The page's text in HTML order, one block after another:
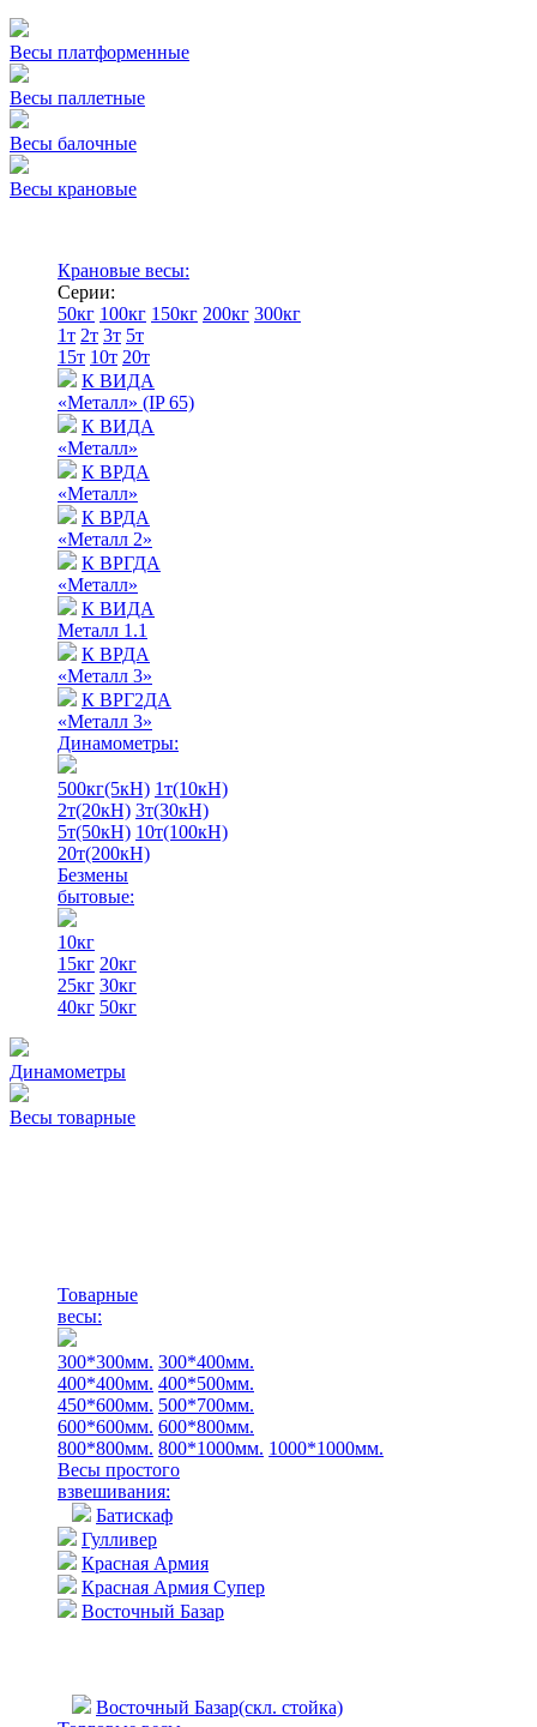
Весы платформенные
Весы паллетные
Весы балочные
Весы крановые
Крановые весы:
Серии:
50кг 100кг 150кг 200кг 300кг
1т 2т 3т 5т
15т 10т 20т
К ВИДА
«Металл» (IP 65)
К ВИДА
«Металл»
К ВРДА
«Металл»
К ВРДА
«Металл 2»
К ВРГДА
«Металл»
К ВИДА
Металл 1.1
К ВРДА
«Металл 3»
К ВРГ2ДА
«Металл 3»
Динамометры:
500кг(5кН) 1т(10кН)
2т(20кН) 3т(30кН)
5т(50кН) 10т(100кН)
20т(200кН)
Безмены
бытовые:
10кг
15кг 20кг
25кг 30кг
40кг 50кг
Динамометры
Весы товарные
Товарные
весы:
300*300мм. 300*400мм.
400*400мм. 400*500мм.
450*600мм. 500*700мм.
600*600мм. 600*800мм.
800*800мм. 800*1000мм. 1000*1000мм.
Весы простого
взвешивания:
Батискаф
Гулливер
Красная Армия
Красная Армия Супер
Восточный Базар
Восточный Базар(скл. стойка)